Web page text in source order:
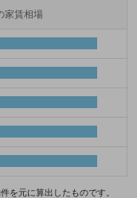
家賃相場
を元に算出したものです。